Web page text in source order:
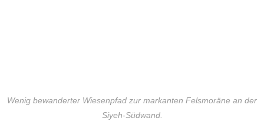
Wenig bewanderter Wiesenpfad zur markanten Felsmoräne an der
Siyeh-Südwand.